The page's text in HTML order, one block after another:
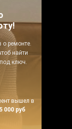
о ремонте.
найти
ключ.
вышел в
5 000 руб